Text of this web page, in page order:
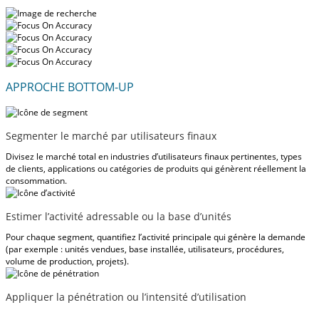
APPROCHE BOTTOM-UP
Segmenter le marché par utilisateurs finaux
Divisez le marché total en industries d’utilisateurs finaux pertinentes, types
de clients, applications ou catégories de produits qui génèrent réellement la
consommation.
Estimer l’activité adressable ou la base d’unités
Pour chaque segment, quantifiez l’activité principale qui génère la demande
(par exemple : unités vendues, base installée, utilisateurs, procédures,
volume de production, projets).
Appliquer la pénétration ou l’intensité d’utilisation